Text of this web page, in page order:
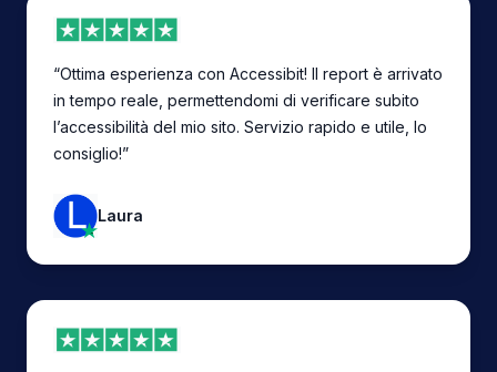
“Ottima esperienza con Accessibit! Il report è arrivato
in tempo reale, permettendomi di verificare subito
l’accessibilità del mio sito. Servizio rapido e utile, lo
consiglio!”
Laura